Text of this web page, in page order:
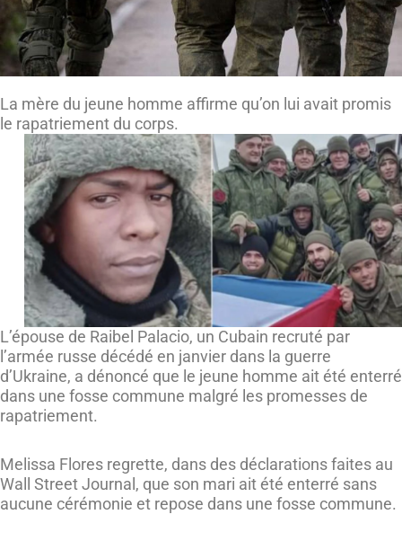
La mère du jeune homme affirme qu’on lui avait promis
le rapatriement du corps.
L’épouse de Raibel Palacio, un Cubain recruté par
l’armée russe décédé en janvier dans la guerre
d’Ukraine, a dénoncé que le jeune homme ait été enterré
dans une fosse commune malgré les promesses de
rapatriement.
Melissa Flores regrette, dans des déclarations faites au
Wall Street Journal, que son mari ait été enterré sans
aucune cérémonie et repose dans une fosse commune.